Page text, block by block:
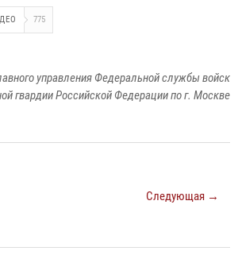
775
управления Федеральной службы войск
гвардии Российской Федерации по г. Москве
Следующая →